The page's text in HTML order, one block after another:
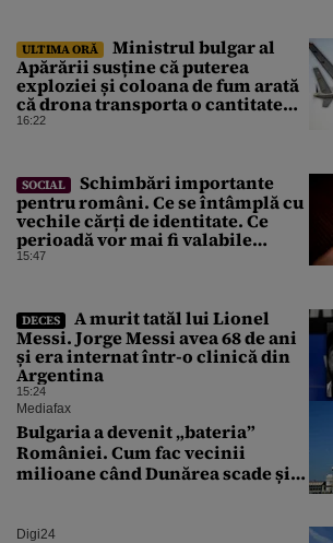
ULTIMA ORĂ
Ministrul bulgar al
Apărării susține că puterea
exploziei și coloana de fum arată
că drona transporta o cantitate
semnificativă de exploziv
16:22
SOCIAL
Schimbări importante
pentru români. Ce se întâmplă cu
vechile cărți de identitate. Ce
perioadă vor mai fi valabile
buletinele clasice
15:47
DECES
A murit tatăl lui Lionel
Messi. Jorge Messi avea 68 de ani
și era internat într-o clinică din
Argentina
15:24
Mediafax
Bulgaria a devenit „bateria”
României. Cum fac vecinii
milioane când Dunărea scade și
Digi24